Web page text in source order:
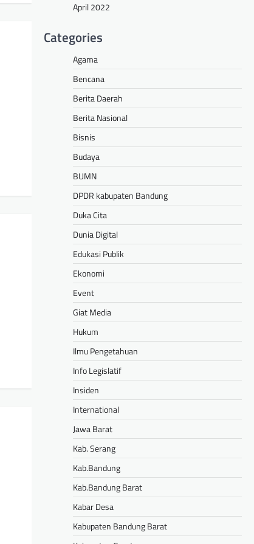
April 2022
Categories
Agama
Bencana
Berita Daerah
Berita Nasional
Bisnis
Budaya
BUMN
DPDR kabupaten Bandung
Duka Cita
Dunia Digital
Edukasi Publik
Ekonomi
Event
Giat Media
Hukum
Ilmu Pengetahuan
Info Legislatif
Insiden
International
Jawa Barat
Kab. Serang
Kab.Bandung
Kab.Bandung Barat
Kabar Desa
Kabupaten Bandung Barat